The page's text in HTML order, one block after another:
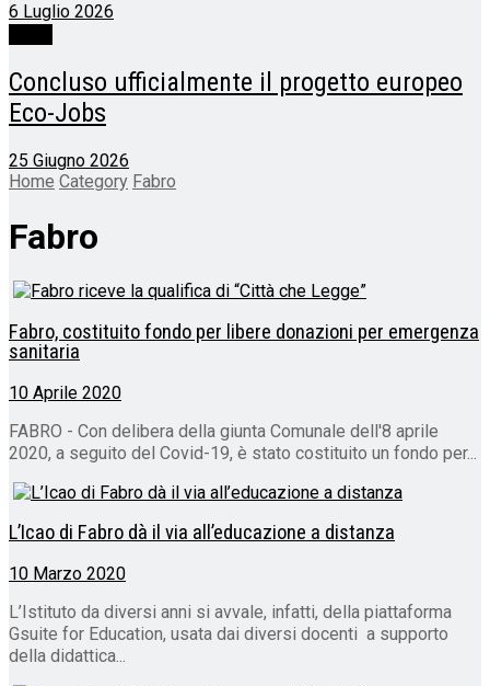
6 Luglio 2026
Concluso ufficialmente il progetto europeo
Eco-Jobs
25 Giugno 2026
Home Category Fabro
Fabro
Fabro, costituito fondo per libere donazioni per emergenza
sanitaria
10 Aprile 2020
FABRO - Con delibera della giunta Comunale dell'8 aprile
2020, a seguito del Covid-19, è stato costituito un fondo per...
L’Icao di Fabro dà il via all’educazione a distanza
10 Marzo 2020
L’Istituto da diversi anni si avvale, infatti, della piattaforma
Gsuite for Education, usata dai diversi docenti a supporto
della didattica...